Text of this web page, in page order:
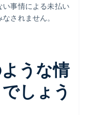
事情による未払い
されません。
うな情
しょう